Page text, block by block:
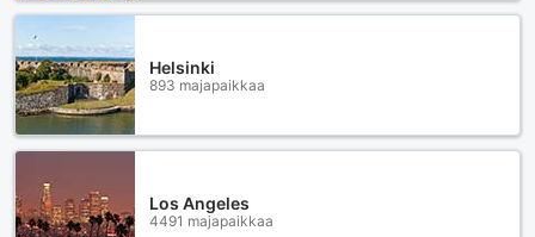
Helsinki
893 majapaikkaa
Los Angeles
4491 majapaikkaa